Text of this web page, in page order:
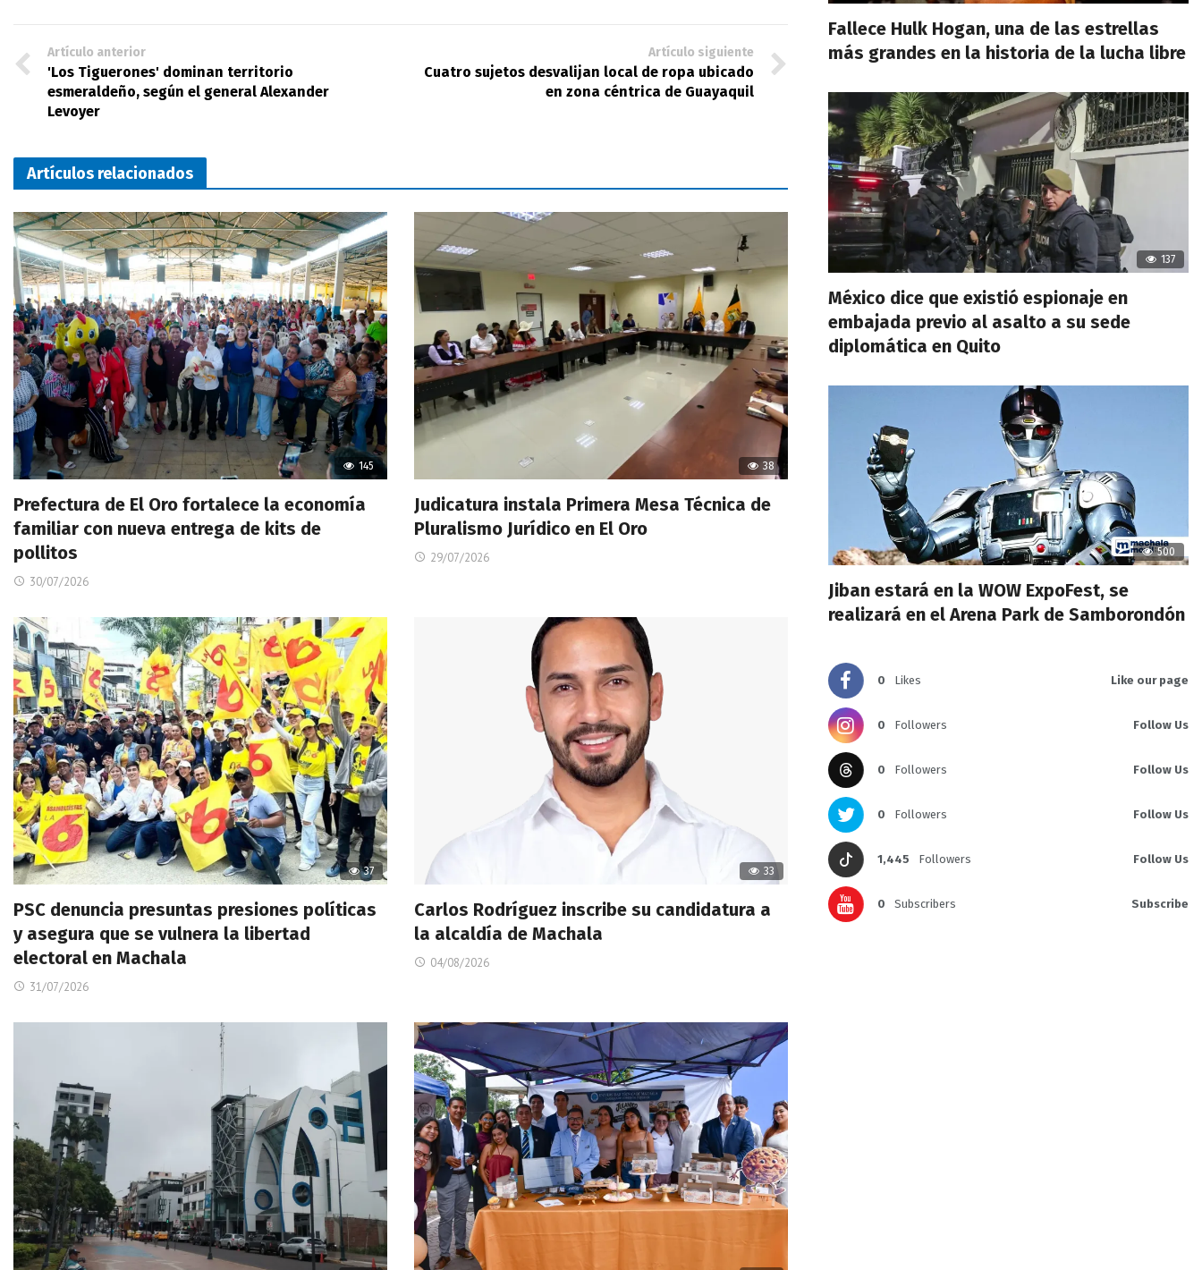
Artículo anterior
'Los Tiguerones' dominan territorio
esmeraldeño, según el general Alexander
Levoyer
Artículo siguiente
Cuatro sujetos desvalijan local de ropa ubicado
en zona céntrica de Guayaquil
Artículos relacionados
145
Prefectura de El Oro fortalece la economía
familiar con nueva entrega de kits de
pollitos
30/07/2026
38
Judicatura instala Primera Mesa Técnica de
Pluralismo Jurídico en El Oro
29/07/2026
37
PSC denuncia presuntas presiones políticas
y asegura que se vulnera la libertad
electoral en Machala
31/07/2026
33
Carlos Rodríguez inscribe su candidatura a
la alcaldía de Machala
04/08/2026
Fallece Hulk Hogan, una de las estrellas
más grandes en la historia de la lucha libre
137
México dice que existió espionaje en
embajada previo al asalto a su sede
diplomática en Quito
500
Jiban estará en la WOW ExpoFest, se
realizará en el Arena Park de Samborondón
0 Likes Like our page
0 Followers Follow Us
0 Followers Follow Us
0 Followers Follow Us
1,445 Followers Follow Us
0 Subscribers Subscribe